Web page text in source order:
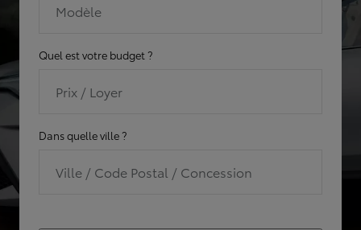
Modèle
Quel est votre budget ?
Prix / Loyer
Dans quelle ville ?
Ville / Code Postal / Concession